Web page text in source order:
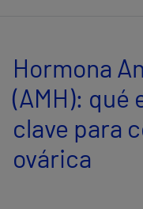
Servicios de salud
Equipo médico y
Información útil
Hormona
(AMH): qué
clave para
ovárica